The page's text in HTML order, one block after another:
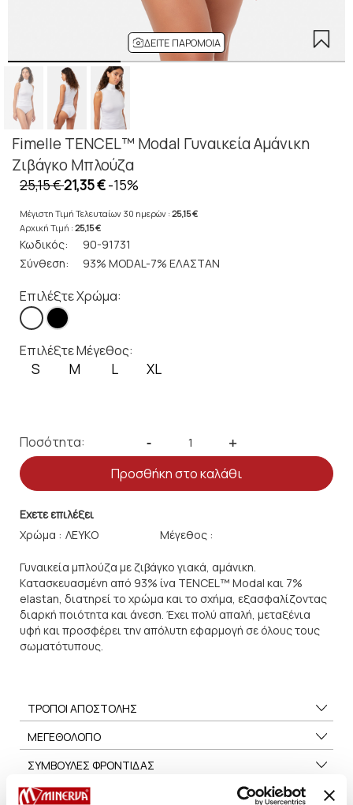
ΔΕΊΤΕ ΠΑΡΌΜΟΙΑ
Fimelle TENCEL™ Modal Γυναικεία Αμάνικη
Ζιβάγκο Μπλούζα
25,15 €21,35 €-15%
Μέγιστη Τιμή Τελευταίων 30 ημερών :25,15 €
Αρχική Τιμή :25,15 €
Κωδικός:
90-91731
Σύνθεση:
93% MODAL-7% ΕΛΑΣΤΑΝ
Επιλέξτε Χρώμα:
Επιλέξτε Μέγεθος:
S M L XL
Ποσότητα: - +
Προσθήκη στο καλάθι
Εχετε επιλέξει
Χρώμα :
Μέγεθος :
Γυναικεία μπλούζα με ζιβάγκο γιακά, αμάνικη.
Kατασκευασμένη από 93% ίνα TENCEL™ Modal και 7%
elastan, διατηρεί το χρώμα και το σχήμα, εξασφαλίζοντας
διαρκή ποιότητα και άνεση. Έχει πολύ απαλή, μεταξένια
υφή και προσφέρει την απόλυτη εφαρμογή σε όλους τους
σωματότυπους.
ΤΡΟΠΟΙ ΑΠΟΣΤΟΛΗΣ
ΜΕΓΕΘΟΛΟΓΙΟ
ΣΥΜΒΟΥΛΕΣ ΦΡΟΝΤΙΔΑΣ